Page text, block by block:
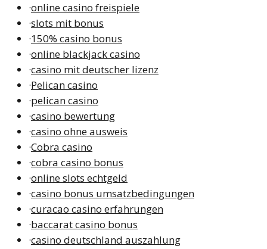
·online casino freispiele
·slots mit bonus
·150% casino bonus
·online blackjack casino
·casino mit deutscher lizenz
·Pelican casino
·pelican casino
·casino bewertung
·casino ohne ausweis
·Cobra casino
·cobra casino bonus
·online slots echtgeld
·casino bonus umsatzbedingungen
·curacao casino erfahrungen
·baccarat casino bonus
·casino deutschland auszahlung